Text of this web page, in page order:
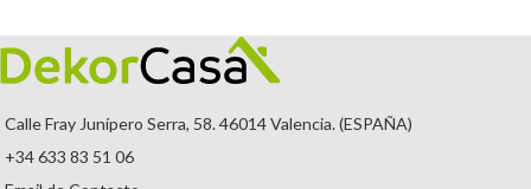
DESMONTABLE.
🚚Envío Gratuito.
Calle Fray Junípero Serra, 58. 46014 Valencia. (ESPAÑA)
+34 633 83 51 06